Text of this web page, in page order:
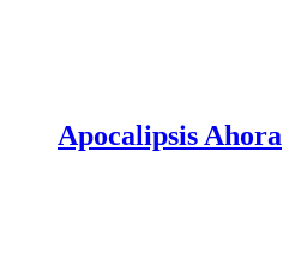
Apocalipsis Ahora